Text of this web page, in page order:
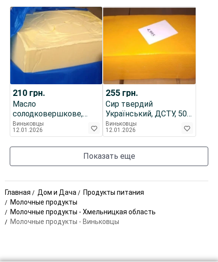
210 грн.
Масло
солодковершкове,
72,5%, ДСТУ
Виньковцы
12.01.2026
255 грн.
Сир твердий
Український, ДСТУ, 50%
жиру в сухій речовині,
круг, брус
Виньковцы
12.01.2026
Показать еще
Главная Дом и Дача
Продукты питания
Молочные продукты
Молочные продукты - Хмельницкая область
Молочные продукты - Виньковцы